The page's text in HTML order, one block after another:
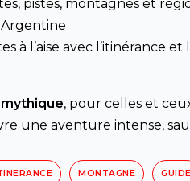
pistes, montagnes et
Argentine
à l’aise avec l’itinérance
, pour celles et
une aventure intense,
MONTAGNE GUIDE